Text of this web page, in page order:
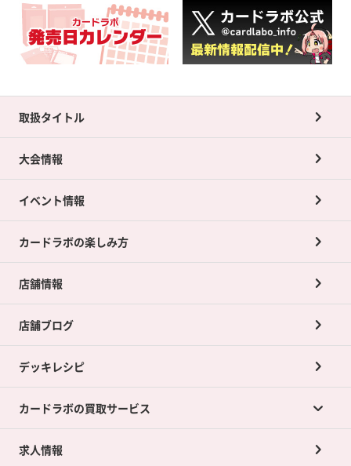
取扱タイトル
大会情報
イベント情報
カードラボの楽しみ方
店舗情報
店舗ブログ
デッキレシピ
カードラボの買取サービス
カードラボの買取サービスTOP
求人情報